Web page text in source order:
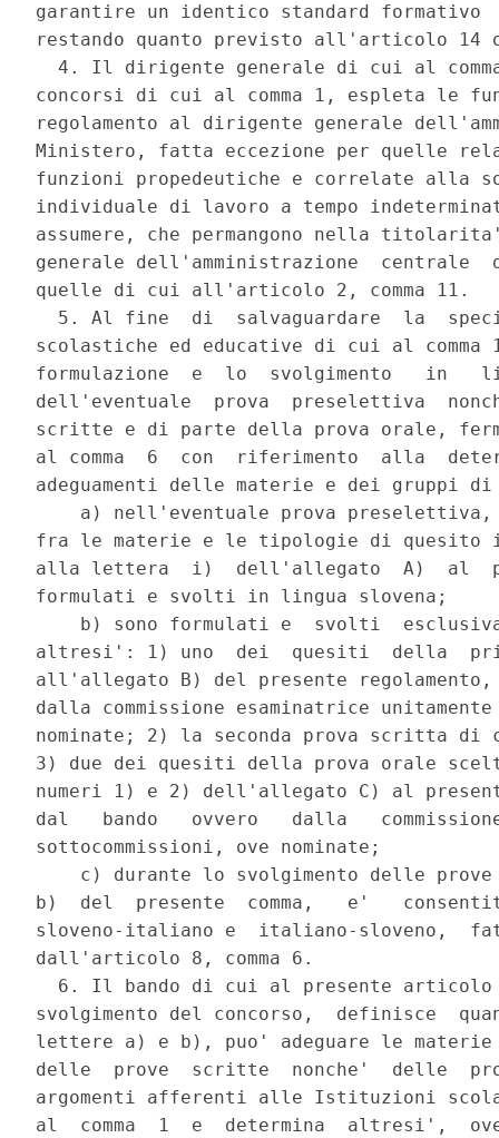
garantire un identico standard
restando quanto previsto all'articolo
4. Il dirigente generale di cui al
concorsi di cui al comma 1, espleta le
regolamento al dirigente generale
Ministero, fatta eccezione per quelle
funzioni propedeutiche e correlate alla
individuale di lavoro a tempo
assumere, che permangono nella
generale dell'amministrazione  centrale
quelle di cui all'articolo 2, comma 11.
5. Al fine  di  salvaguardare  la
scolastiche ed educative di cui al
formulazione  e  lo  svolgimento   in
dell'eventuale  prova  preselettiva
scritte e di parte della prova orale,
al comma  6  con  riferimento  alla
adeguamenti delle materie e dei gruppi
a) nell'eventuale prova
fra le materie e le tipologie di quesito
alla lettera  i)  dell'allegato  A)  al
formulati e svolti in lingua slovena;
b) sono formulati e  svolti
altresi': 1) uno  dei  quesiti  della
all'allegato B) del presente
dalla commissione esaminatrice
nominate; 2) la seconda prova scritta
3) due dei quesiti della prova orale
numeri 1) e 2) dell'allegato C) al
dal   bando   ovvero   dalla
sottocommissioni, ove nominate;
c) durante lo svolgimento delle
b)  del  presente  comma,   e'
sloveno-italiano e  italiano-sloveno,
dall'articolo 8, comma 6.
6. Il bando di cui al presente
svolgimento del concorso,  definisce
lettere a) e b), puo' adeguare le
delle  prove  scritte  nonche'  delle
argomenti afferenti alle Istituzioni
al  comma  1  e  determina  altresi',